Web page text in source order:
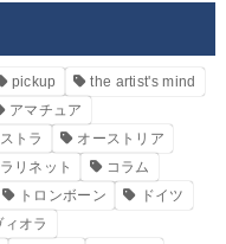
pickup
the artist's mind
アマチュア
トラ
オーストリア
リネット
コラム
トロンボーン
ドイツ
ィオラ